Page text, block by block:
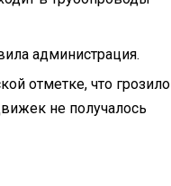
администрация.
отметке, что грозило
не получалось